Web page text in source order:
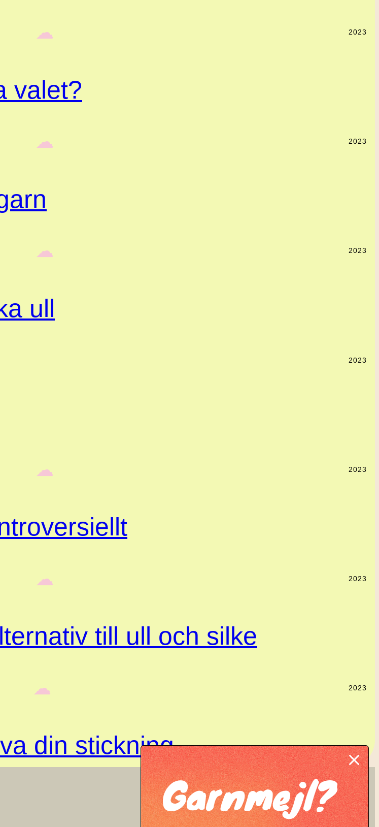
‎ ‎‎ ☁︎‎‎ 2023
valet?
‎ ‎‎ ☁︎‎‎ 2023
‎ ‎‎ ☁︎‎‎ 2023
ull
2023
‎ ‎‎ ☁︎‎‎ 2023
‎ ‎‎ ☁︎‎‎ 2023
till ull och silke
‎ ‎‎ ☁︎‎‎ 2023
din stickning
KNIT KNOT
Manifesto
Garnmejl?